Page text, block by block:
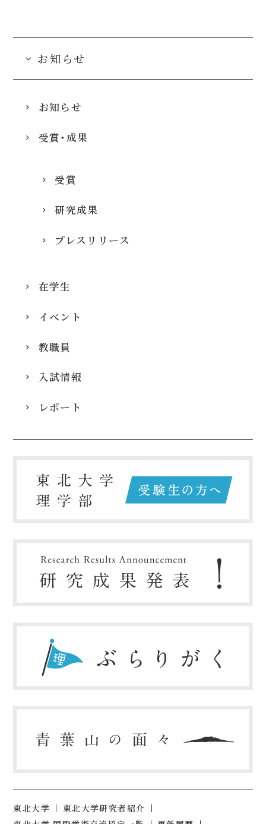
お知らせ
お知らせ
受賞・成果
受賞
研究成果
プレスリリース
在学生
イベント
教職員
入試情報
レポート
東北大学
東北大学研究者紹介